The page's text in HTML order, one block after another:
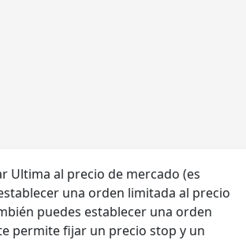
Ultima al precio de mercado (es
una orden limitada al precio
puedes establecer una orden
permite fijar un precio stop y un